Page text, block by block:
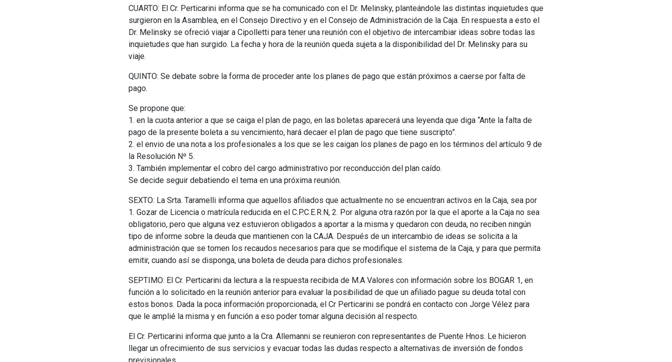
CUARTO: El Cr. Perticarini informa que se ha comunicado con el Dr. Melinsky, planteándole las distintas inquietudes que
surgieron en la Asamblea, en el Consejo Directivo y en el Consejo de Administración de la Caja. En respuesta a esto el
Dr. Melinsky se ofreció viajar a Cipolletti para tener una reunión con el objetivo de intercambiar ideas sobre todas las
inquietudes que han surgido. La fecha y hora de la reunión queda sujeta a la disponibilidad del Dr. Melinsky para su
viaje.
QUINTO: Se debate sobre la forma de proceder ante los planes de pago que están próximos a caerse por falta de
pago.
Se propone que:
1. en la cuota anterior a que se caiga el plan de pago, en las boletas aparecerá una leyenda que diga “Ante la falta de
pago de la presente boleta a su vencimiento, hará decaer el plan de pago que tiene suscripto”.
2. el envio de una nota a los profesionales a los que se les caigan los planes de pago en los términos del artículo 9 de
la Resolución Nº 5.
3. También implementar el cobro del cargo administrativo por reconducción del plan caído.
Se decide seguir debatiendo el tema en una próxima reunión.
SEXTO: La Srta. Taramelli informa que aquellos afiliados que actualmente no se encuentran activos en la Caja, sea por
1. Gozar de Licencia o matrícula reducida en el C.P.C.E.R.N, 2. Por alguna otra razón por la que el aporte a la Caja no sea
obligatorio, pero que alguna vez estuvieron obligados a aportar a la misma y quedaron con deuda, no reciben ningún
tipo de informe sobre la deuda que mantienen con la CAJA. Después de un intercambio de ideas se solicita a la
administración que se tomen los recaudos necesarios para que se modifique el sistema de la Caja, y para que permita
emitir, cuando así se disponga, una boleta de deuda para dichos profesionales.
SEPTIMO: El Cr. Perticarini da lectura a la respuesta recibida de M.A Valores con información sobre los BOGAR 1, en
función a lo solicitado en la reunión anterior para evaluar la posibilidad de que un afiliado pague su deuda total con
estos bonos. Dada la poca información proporcionada, el Cr Perticarini se pondrá en contacto con Jorge Vélez para
que le amplié la misma y en función a eso poder tomar alguna decisión al respecto.
El Cr. Perticarini informa que junto a la Cra. Allemanni se reunieron con representantes de Puente Hnos. Le hicieron
llegar un ofrecimiento de sus servicios y evacuar todas las dudas respecto a alternativas de inversión de fondos
previsionales.